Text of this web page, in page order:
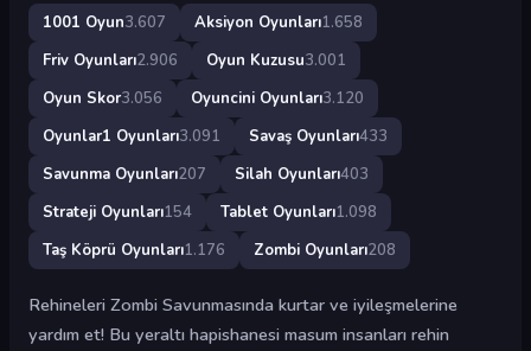
1001 Oyun3.607 Aksiyon Oyunları1.658
Friv Oyunları2.906 Oyun Kuzusu3.001
Oyun Skor3.056 Oyuncini Oyunları3.120
Oyunlar1 Oyunları3.091 Savaş Oyunları433
Savunma Oyunları207 Silah Oyunları403
Strateji Oyunları154 Tablet Oyunları1.098
Taş Köprü Oyunları1.176 Zombi Oyunları208
Rehineleri Zombi Savunmasında kurtar ve iyileşmelerine
yardım et! Bu yeraltı hapishanesi masum insanları rehin